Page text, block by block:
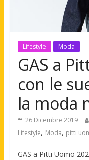
Lifestyle Moda
GAS a
con le
la moda
26 Dicembre 2019
Lifestyle, Moda, pitti
GAS a Pitti Uomo